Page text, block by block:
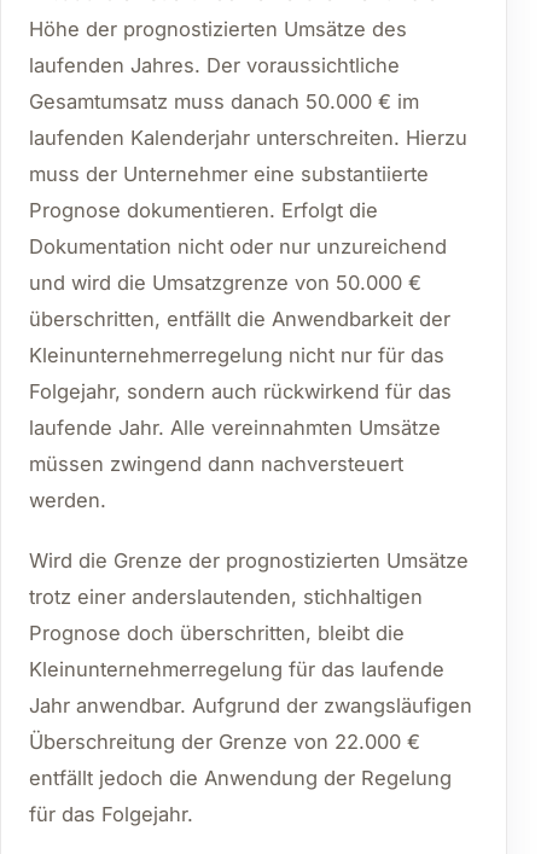
Höhe der prognostizierten Umsätze des
laufenden Jahres. Der voraussichtliche
Gesamtumsatz muss danach 50.000 € im
laufenden Kalenderjahr unterschreiten. Hierzu
muss der Unternehmer eine substantiierte
Prognose dokumentieren. Erfolgt die
Dokumentation nicht oder nur unzureichend
und wird die Umsatzgrenze von 50.000 €
überschritten, entfällt die Anwendbarkeit der
Kleinunternehmerregelung nicht nur für das
Folgejahr, sondern auch rückwirkend für das
laufende Jahr. Alle vereinnahmten Umsätze
müssen zwingend dann nachversteuert
werden.
Wird die Grenze der prognostizierten Umsätze
trotz einer anderslautenden, stichhaltigen
Prognose doch überschritten, bleibt die
Kleinunternehmerregelung für das laufende
Jahr anwendbar. Aufgrund der zwangsläufigen
Überschreitung der Grenze von 22.000 €
entfällt jedoch die Anwendung der Regelung
für das Folgejahr.